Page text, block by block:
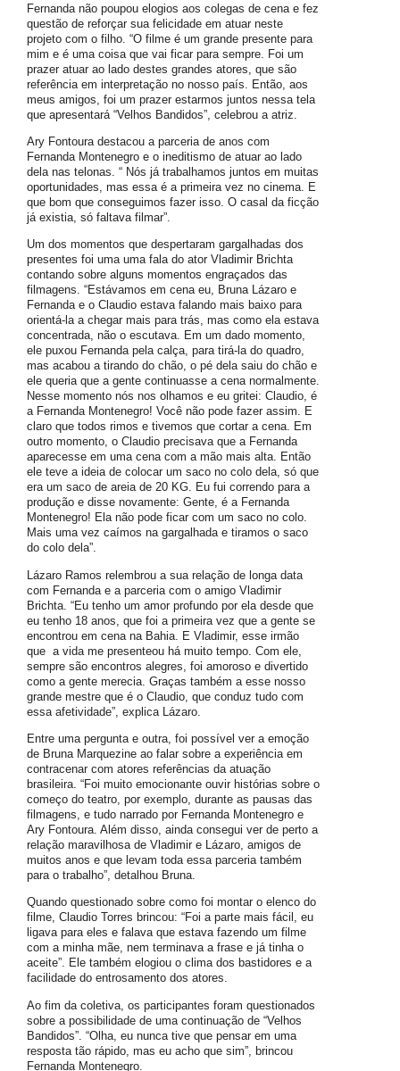
Fernanda não poupou elogios aos colegas de cena e fez
questão de reforçar sua felicidade em atuar neste
projeto com o filho. “O filme é um grande presente para
mim e é uma coisa que vai ficar para sempre. Foi um
prazer atuar ao lado destes grandes atores, que são
referência em interpretação no nosso país. Então, aos
meus amigos, foi um prazer estarmos juntos nessa tela
que apresentará “Velhos Bandidos”, celebrou a atriz.
Ary Fontoura destacou a parceria de anos com
Fernanda Montenegro e o ineditismo de atuar ao lado
dela nas telonas. “ Nós já trabalhamos juntos em muitas
oportunidades, mas essa é a primeira vez no cinema. E
que bom que conseguimos fazer isso. O casal da ficção
já existia, só faltava filmar”.
Um dos momentos que despertaram gargalhadas dos
presentes foi uma uma fala do ator Vladimir Brichta
contando sobre alguns momentos engraçados das
filmagens. “Estávamos em cena eu, Bruna Lázaro e
Fernanda e o Claudio estava falando mais baixo para
orientá-la a chegar mais para trás, mas como ela estava
concentrada, não o escutava. Em um dado momento,
ele puxou Fernanda pela calça, para tirá-la do quadro,
mas acabou a tirando do chão, o pé dela saiu do chão e
ele queria que a gente continuasse a cena normalmente.
Nesse momento nós nos olhamos e eu gritei: Claudio, é
a Fernanda Montenegro! Você não pode fazer assim. E
claro que todos rimos e tivemos que cortar a cena. Em
outro momento, o Claudio precisava que a Fernanda
aparecesse em uma cena com a mão mais alta. Então
ele teve a ideia de colocar um saco no colo dela, só que
era um saco de areia de 20 KG. Eu fui correndo para a
produção e disse novamente: Gente, é a Fernanda
Montenegro! Ela não pode ficar com um saco no colo.
Mais uma vez caímos na gargalhada e tiramos o saco
do colo dela”.
Lázaro Ramos relembrou a sua relação de longa data
com Fernanda e a parceria com o amigo Vladimir
Brichta. “Eu tenho um amor profundo por ela desde que
eu tenho 18 anos, que foi a primeira vez que a gente se
encontrou em cena na Bahia. E Vladimir, esse irmão
que a vida me presenteou há muito tempo. Com ele,
sempre são encontros alegres, foi amoroso e divertido
como a gente merecia. Graças também a esse nosso
grande mestre que é o Claudio, que conduz tudo com
essa afetividade”, explica Lázaro.
Entre uma pergunta e outra, foi possível ver a emoção
de Bruna Marquezine ao falar sobre a experiência em
contracenar com atores referências da atuação
brasileira. “Foi muito emocionante ouvir histórias sobre o
começo do teatro, por exemplo, durante as pausas das
filmagens, e tudo narrado por Fernanda Montenegro e
Ary Fontoura. Além disso, ainda consegui ver de perto a
relação maravilhosa de Vladimir e Lázaro, amigos de
muitos anos e que levam toda essa parceria também
para o trabalho”, detalhou Bruna.
Quando questionado sobre como foi montar o elenco do
filme, Claudio Torres brincou: “Foi a parte mais fácil, eu
ligava para eles e falava que estava fazendo um filme
com a minha mãe, nem terminava a frase e já tinha o
aceite”. Ele também elogiou o clima dos bastidores e a
facilidade do entrosamento dos atores.
Ao fim da coletiva, os participantes foram questionados
sobre a possibilidade de uma continuação de “Velhos
Bandidos”. “Olha, eu nunca tive que pensar em uma
resposta tão rápido, mas eu acho que sim”, brincou
Fernanda Montenegro.